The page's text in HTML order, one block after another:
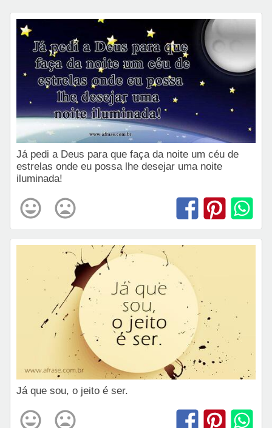
Já pedi a Deus para que faça da noite um céu de
estrelas onde eu possa lhe desejar uma noite
iluminada!
Já que sou, o jeito é ser.